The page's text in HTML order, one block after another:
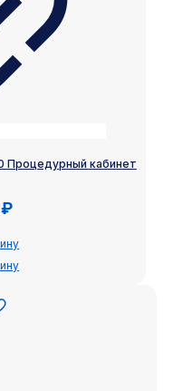
Процедурный кабинет
₽